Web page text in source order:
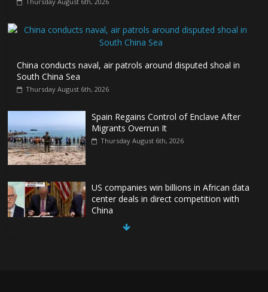
China conducts naval, air patrols around disputed shoal in
South China Sea
Thursday August 6th, 2026
Spain Regains Control of Enclave After
Migrants Overrun It
Thursday August 6th, 2026
US companies win billions in African data
center deals in direct competition with
China
Thursday August 6th, 2026